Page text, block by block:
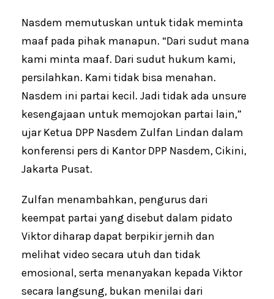
Nasdem memutuskan untuk tidak meminta
maaf pada pihak manapun. “Dari sudut mana
kami minta maaf. Dari sudut hukum kami,
persilahkan. Kami tidak bisa menahan.
Nasdem ini partai kecil. Jadi tidak ada unsure
kesengajaan untuk memojokan partai lain,”
ujar Ketua DPP Nasdem Zulfan Lindan dalam
konferensi pers di Kantor DPP Nasdem, Cikini,
Jakarta Pusat.
Zulfan menambahkan, pengurus dari
keempat partai yang disebut dalam pidato
Viktor diharap dapat berpikir jernih dan
melihat video secara utuh dan tidak
emosional, serta menanyakan kepada Viktor
secara langsung, bukan menilai dari